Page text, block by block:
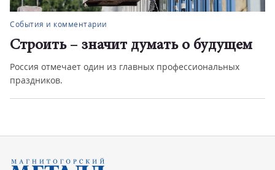
События и комментарии
Строить – значит думать о будущем
Россия отмечает один из главных профессиональных
праздников.